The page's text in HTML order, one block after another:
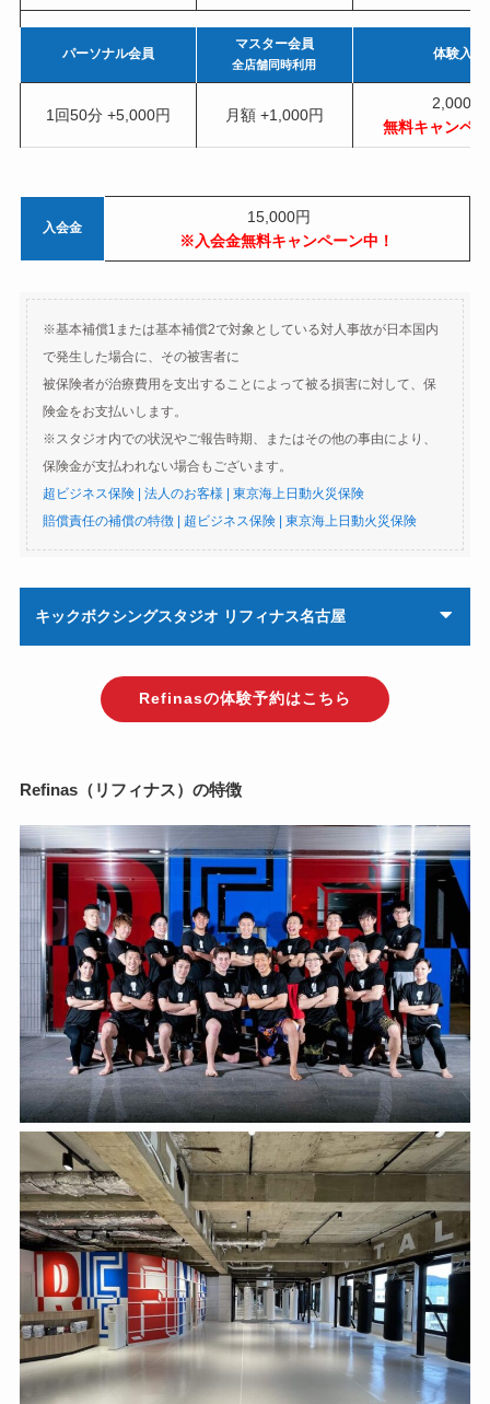
パーソナル会員
マスター会員
全店舗同時利用
体験入会
1回50分 +5,000円 月額 +1,000円
2,000円
無料キャンペ
入会金
15,000円
※入会金無料キャンペーン中！
※基本補償1または基本補償2で対象としている対人事故が日本国内
で発生した場合に、その被害者に
被保険者が治療費用を支出することによって被る損害に対して、保
険金をお支払いします。
※スタジオ内での状況やご報告時期、またはその他の事由により、
保険金が支払われない場合もございます。
超ビジネス保険 | 法人のお客様 | 東京海上日動火災保険
賠償責任の補償の特徴 | 超ビジネス保険 | 東京海上日動火災保険
キックボクシングスタジオ リフィナス名古屋
Refinasの体験予約はこちら
Refinas（リフィナス）の特徴